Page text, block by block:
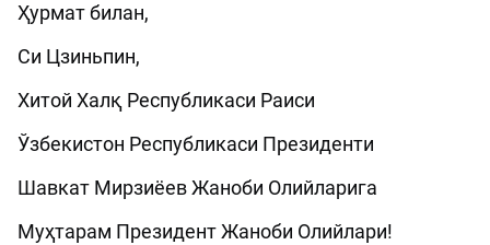
Ҳурмат билан,
Си Цзиньпин,
Хитой Халқ Республикаси Раиси
Ўзбекистон Республикаси Президенти
Шавкат Мирзиёев Жаноби Олийларига
Муҳтарам Президент Жаноби Олийлари!